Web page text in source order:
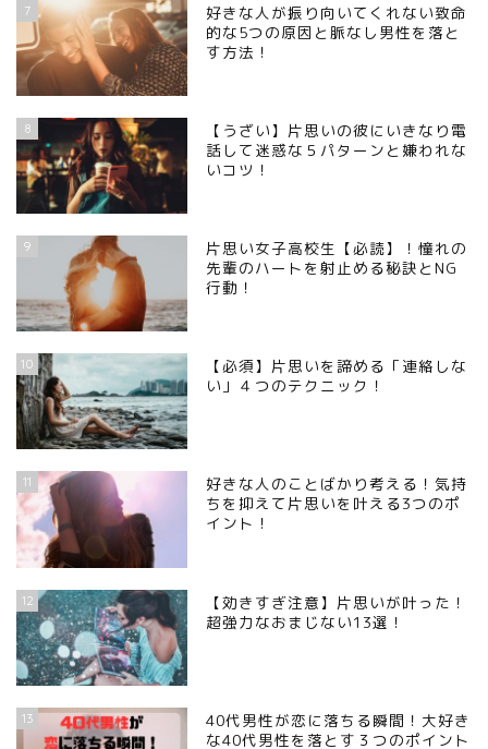
7
好きな人が振り向いてくれない致命
的な5つの原因と脈なし男性を落と
す方法！
8
【うざい】片思いの彼にいきなり電
話して迷惑な５パターンと嫌われな
いコツ！
9
片思い女子高校生【必読】！憧れの
先輩のハートを射止める秘訣とNG
行動！
10
【必須】片思いを諦める「連絡しな
い」４つのテクニック！
11
好きな人のことばかり考える！気持
ちを抑えて片思いを叶える3つのポ
イント！
12
【効きすぎ注意】片思いが叶った！
超強力なおまじない13選！
13
40代男性が恋に落ちる瞬間！大好き
な40代男性を落とす３つのポイント